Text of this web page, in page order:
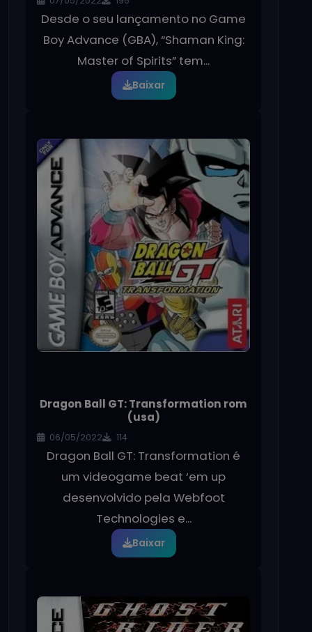
Desde o seu lançamento no Game
Boy Advance (GBA), “Shaman King:
Master of Spirits” tem...
Baixar
Dragon Ball GT: Transformation rom
(usa)
06/05/2022 114
Dragon Ball GT: Transformation é
um videogame beat ‘em up
desenvolvido pela Webfoot
Technologies e...
Baixar